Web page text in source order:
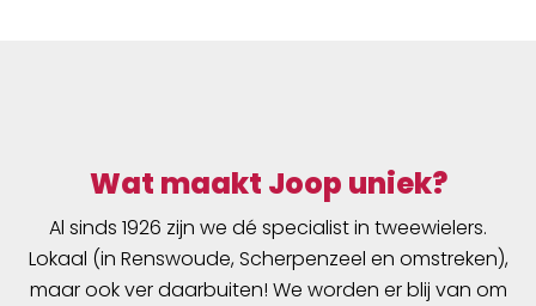
Wat maakt Joop uniek?
Al sinds 1926 zijn we dé specialist in tweewielers.
Lokaal (in Renswoude, Scherpenzeel en omstreken),
maar ook ver daarbuiten! We worden er blij van om